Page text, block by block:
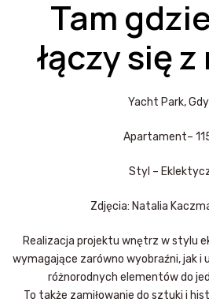
Tam
łączy się
Yacht Park,
Apartament–
Styl –
Zdjęcia: Natalia
Realizacja projektu wnętrz w stylu
wymagające zarówno wyobraźni, jak i
różnorodnych elementów do
To także zamiłowanie do sztuki i